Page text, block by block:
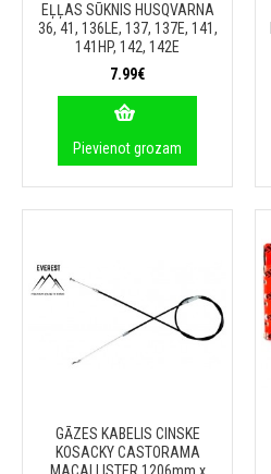
EĻĻAS SŪKNIS HUSQVARNA
36, 41, 136LE, 137, 137E, 141,
141HP, 142, 142E
7.99€
Pievienot grozam
GĀZES KABELIS CINSKE
KOSACKY CASTORAMA